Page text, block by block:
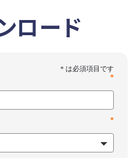
ロード
*
*